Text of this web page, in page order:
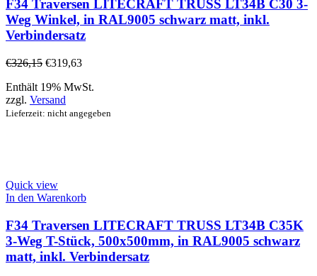
F34 Traversen LITECRAFT TRUSS LT34B C30 3-
Weg Winkel, in RAL9005 schwarz matt, inkl.
Verbindersatz
€326,15 €319,63
Enthält 19% MwSt.
zzgl. Versand
Lieferzeit: nicht angegeben
Quick view
In den Warenkorb
F34 Traversen LITECRAFT TRUSS LT34B C35K
3-Weg T-Stück, 500x500mm, in RAL9005 schwarz
matt, inkl. Verbindersatz